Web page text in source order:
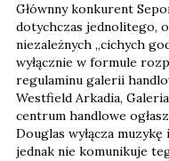
Głównny konkurent
dotychczas jednolitego,
niezależnych „cichych
wyłącznie w formule
regulaminu galerii
Westfield Arkadia,
centrum handlowe
Douglas wyłącza
jednak nie komunikuje